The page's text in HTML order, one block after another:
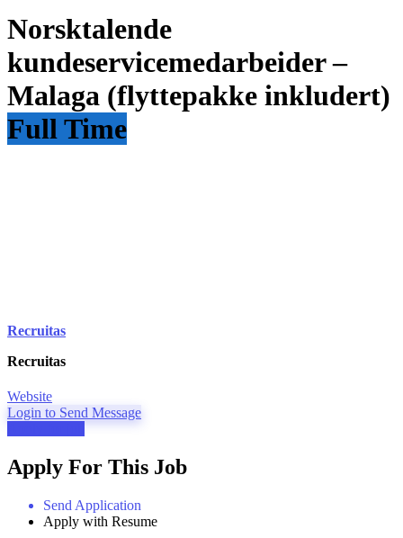
Norsktalende
kundeservicemedarbeider –
Malaga (flyttepakke inkludert)
Full Time
Recruitas
Recruitas
Website
Login to Send Message
Apply For This Job
Send Application
Apply with Resume